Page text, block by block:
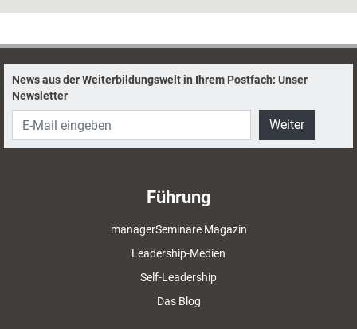
News aus der Weiterbildungswelt in Ihrem Postfach: Unser
Newsletter
Weiter
Führung
managerSeminare Magazin
Leadership-Medien
Self-Leadership
Das Blog